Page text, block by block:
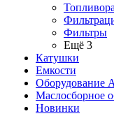
Фильтры
Ещё 3
Катушки
Емкости
Оборудование
Маслосборное
Новинки